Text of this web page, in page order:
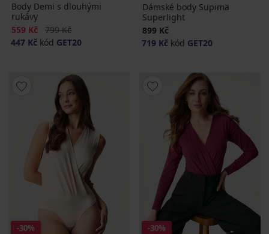
Body Demi s dlouhými
rukávy
Sleva
559 Kč Původní cena
799 Kč
447 Kč kód GET20
Dámské body Supima
Superlight
899 Kč
719 Kč kód GET20
-30%
-30%